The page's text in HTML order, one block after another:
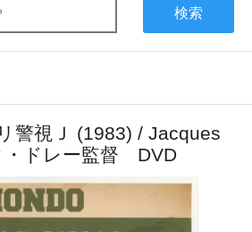
検索
警視Ｊ (1983) / Jacques
・ドレー監督 DVD